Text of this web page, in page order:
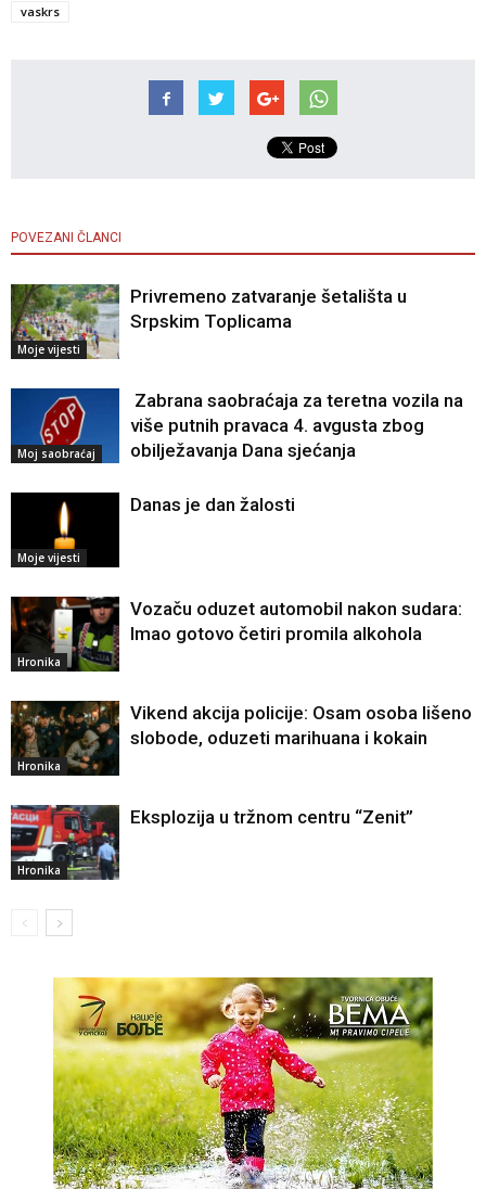
vaskrs
POVEZANI ČLANCI
Moje vijesti
Privremeno zatvaranje šetališta u
Srpskim Toplicama
Moj saobraćaj
Zabrana saobraćaja za teretna vozila na
više putnih pravaca 4. avgusta zbog
obilježavanja Dana sjećanja
Moje vijesti
Danas je dan žalosti
Hronika
Vozaču oduzet automobil nakon sudara:
Imao gotovo četiri promila alkohola
Hronika
Vikend akcija policije: Osam osoba lišeno
slobode, oduzeti marihuana i kokain
Hronika
Eksplozija u tržnom centru “Zenit”